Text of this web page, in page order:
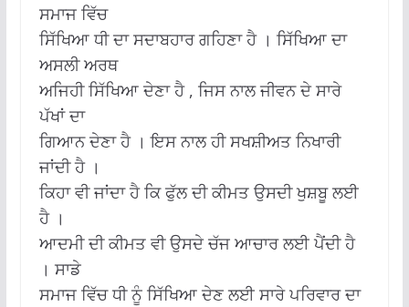
ਸਮਾਜ ਵਿੱਚ
ਸਿੱਖਿਆ ਧੀ ਦਾ ਸਦਾਬਹਾਰ ਗਹਿਣਾ ਹੈ । ਸਿੱਖਿਆ ਦਾ
ਅਸਲੀ ਅਰਥ
ਅਜਿਹੀ ਸਿੱਖਿਆ ਦੇਣਾ ਹੈ , ਜਿਸ ਨਾਲ ਜੀਵਨ ਦੇ ਸਾਰੇ
ਪੱਖਾਂ ਦਾ
ਗਿਆਨ ਦੇਣਾ ਹੈ । ਇਸ ਨਾਲ ਹੀ ਸਖਸ਼ੀਅਤ ਨਿਖਾਰੀ
ਜਾਂਦੀ ਹੈ ।
ਕਿਹਾ ਵੀ ਜਾਂਦਾ ਹੈ ਕਿ ਫੁੱਲ ਦੀ ਕੀਮਤ ਉਸਦੀ ਖੁਸ਼ਬੂ ਲਈ
ਹੈ ।
ਆਦਮੀ ਦੀ ਕੀਮਤ ਵੀ ਉਸਦੇ ਚੱਜ ਆਚਾਰ ਲਈ ਪੈਂਦੀ ਹੈ
। ਸਾਡੇ
ਸਮਾਜ ਵਿੱਚ ਧੀ ਨੂੰ ਸਿੱਖਿਆ ਦੇਣ ਲਈ ਸਾਰੇ ਪਰਿਵਾਰ ਦਾ